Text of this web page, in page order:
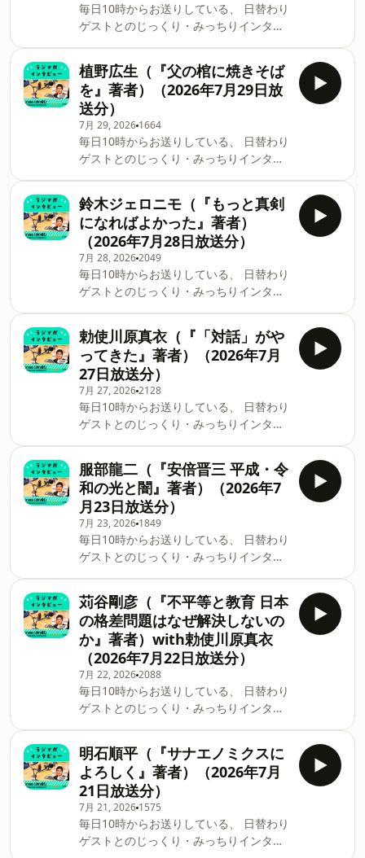
毎日10時からお送りしている、 日替わり
ゲストとのじっくり・みっちりインタビ
ュー」のアーカイブ配信です。 矢萩多
聞・吉田亮人（写真絵本『はたらく』シ
リーズ 文＆写真）（2026年7月30日放送
分）
植野広生（『父の棺に焼きそば
を』著者）（2026年7月29日放
送分）
7月 29, 2026 1664
毎日10時からお送りしている、 日替わり
ゲストとのじっくり・みっちりインタビ
ュー」のアーカイブ配信です。 植野広生
（『父の棺に焼きそばを』著者）（2026
年7月29日放送分）
鈴木ジェロニモ（『もっと真剣
になればよかった』著者）
（2026年7月28日放送分）
7月 28, 20262049
毎日10時からお送りしている、 日替わり
ゲストとのじっくり・みっちりインタビ
ュー」のアーカイブ配信です。 鈴木ジェ
ロニモ（『もっと真剣になればよかっ
た』著者）（2026年7月28日放送分）
勅使川原真衣（『「対話」がや
ってきた』著者）（2026年7月
27日放送分）
7月 27, 20262128
毎日10時からお送りしている、 日替わり
ゲストとのじっくり・みっちりインタビ
ュー」のアーカイブ配信です。 勅使川原
真衣（『「対話」がやってきた』著者）
（2026年7月27日放送分）
服部龍二（『安倍晋三 平成・令
和の光と闇』著者）（2026年7
月23日放送分）
7月 23, 2026 1849
毎日10時からお送りしている、 日替わり
ゲストとのじっくり・みっちりインタビ
ュー」のアーカイブ配信です。 服部龍二
（『安倍晋三 平成・令和の光と闇』著
者）（2026年7月23日放送分）
苅谷剛彦（『不平等と教育 日本
の格差問題はなぜ解決しないの
か』著者）with勅使川原真衣
（2026年7月22日放送分）
7月 22, 20262088
毎日10時からお送りしている、 日替わり
ゲストとのじっくり・みっちりインタビ
ュー」のアーカイブ配信です。 苅谷剛彦
（『不平等と教育 日本の格差問題はなぜ
解決しないのか』著者）with勅使川原真
衣（2026年7月22日放送分）
明石順平（『サナエノミクスに
よろしく』著者）（2026年7月
21日放送分）
7月 21, 2026 1575
毎日10時からお送りしている、 日替わり
ゲストとのじっくり・みっちりインタビ